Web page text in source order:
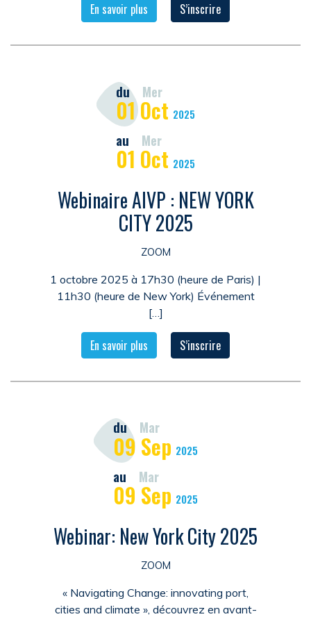
En savoir plus S’inscrire
du Mer
01 Oct 2025
au Mer
01 Oct 2025
Webinaire AIVP : NEW YORK
CITY 2025
ZOOM
1 octobre 2025 à 17h30 (heure de Paris) |
11h30 (heure de New York) Événement
[…]
En savoir plus S’inscrire
du Mar
09 Sep 2025
au Mar
09 Sep 2025
Webinar: New York City 2025
ZOOM
« Navigating Change: innovating port,
cities and climate », découvrez en avant-